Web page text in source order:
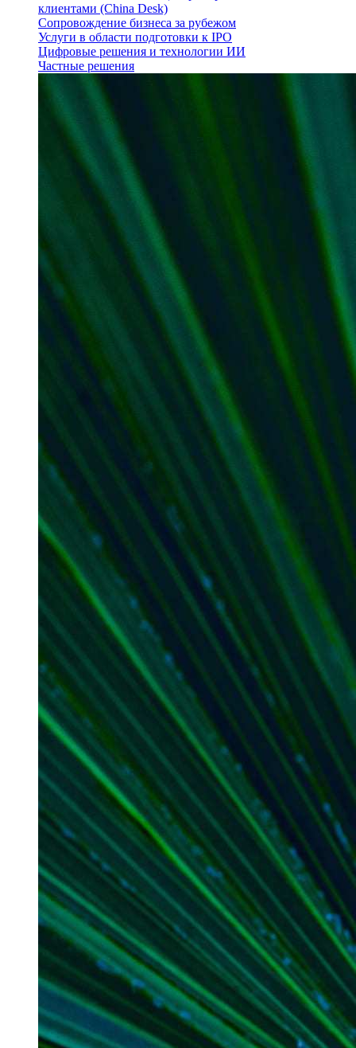
клиентами (China Desk)
Сопровождение бизнеса за рубежом
Услуги в области подготовки к IPO
Цифровые решения и технологии ИИ
Частные решения